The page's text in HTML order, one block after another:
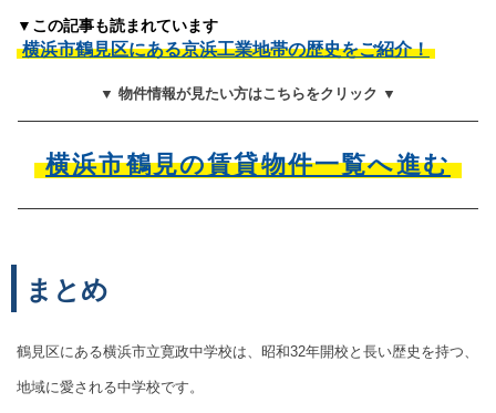
▼この記事も読まれています
横浜市鶴見区にある京浜工業地帯の歴史をご紹介！
▼ 物件情報が見たい方はこちらをクリック ▼
横浜市鶴見の賃貸物件一覧へ進む
まとめ
鶴見区にある横浜市立寛政中学校は、昭和32年開校と長い歴史を持つ、
地域に愛される中学校です。